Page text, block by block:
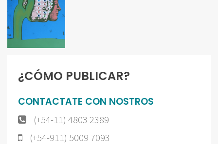
¿CÓMO PUBLICAR?
CONTACTATE CON NOSTROS
(+54-11) 4803 2389
(+54-911) 5009 7093